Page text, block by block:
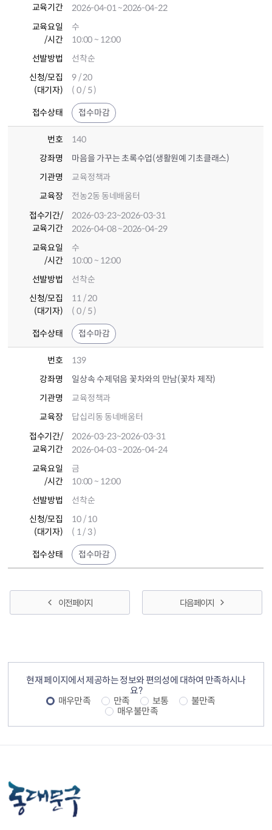
교육기간
2026-04-01~2026-04-22
교육요일
/시간
수
10:00 ~ 12:00
선발방법
선착순
신청/모집
(대기자)
9 / 20
( 0 / 5 )
접수상태 접수마감
번호
140
강좌명
마음을 가꾸는 초록수업(생활원예 기초클래스)
기관명
교육정책과
교육장
전농2동 동네배움터
접수기간/
교육기간
2026-03-23~2026-03-31
2026-04-08~2026-04-29
교육요일
/시간
수
10:00 ~ 12:00
선발방법
선착순
신청/모집
(대기자)
11 / 20
( 0 / 5 )
접수상태 접수마감
번호
139
강좌명
일상속 수제덖음 꽃차와의 만남(꽃차 제작)
기관명
교육정책과
교육장
답십리동 동네배움터
접수기간/
교육기간
2026-03-23~2026-03-31
2026-04-03~2026-04-24
교육요일
/시간
금
10:00 ~ 12:00
선발방법
선착순
신청/모집
(대기자)
10 / 10
( 1 / 3 )
접수상태 접수마감
이전 페이지 다음 페이지
현재 페이지에서 제공하는 정보와 편의성에 대하여 만족하시나
요?
매우만족
만족 보통
불만족
매우불만족